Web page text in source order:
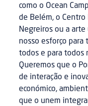
como o Ocean
de Belém, o
Negreiros ou a
nosso esforço para
todos e para todos
Queremos que o
de interação e
económico,
que o unem